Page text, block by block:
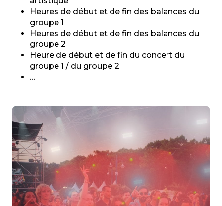
Heures de début et de fin des balances du
groupe 1
Heures de début et de fin des balances du
groupe 2
Heure de début et de fin du concert du
groupe 1 / du groupe 2
…